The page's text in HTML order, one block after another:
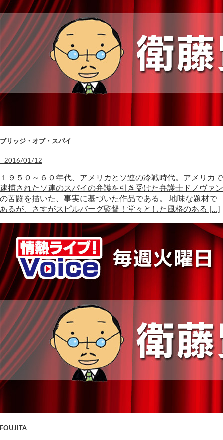
ブリッジ・オブ・スパイ
2016/01/12
１９５０～６０年代、アメリカとソ連の冷戦時代。アメリカで
逮捕されたソ連のスパイの弁護を引き受けた弁護士ドノヴァン
の苦闘を描いた、事実に基づいた作品である。 地味な題材で
あるが、さすがスピルバーグ監督！堂々とした風格のある […]
FOUJITA